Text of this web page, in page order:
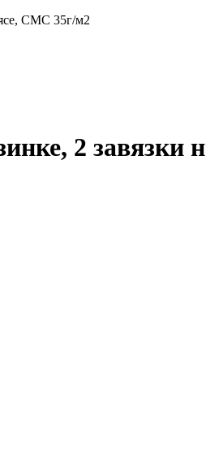
СМС 35г/м2
, 2 завязки